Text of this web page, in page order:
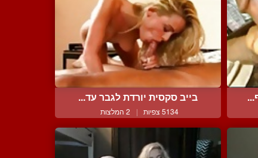
בייב סקסית יורדת לגבר עד...
5134 צפיות | 2 המלצות